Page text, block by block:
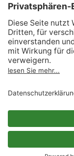
AGB
Informationen
Act
Verträge hier
Impressum